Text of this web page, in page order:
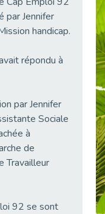
CAP EMPLOI 92 : L’inclusion portée à son sommet, bien au-delà des quotas
38 vidéos pour comprendre et agir durablement
L'alternance : un tremplin vers l'emploi aussi pour les personnes en situation de handicap
44 ans
par Jennifer
handicap.
répondu à
par Jennifer
Sociale
à
de
Travailleur
92 se sont